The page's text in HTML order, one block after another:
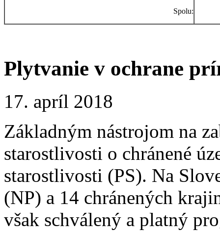
Spolu:
Plytvanie v ochrane
17. apríl 2018
Základným nástrojom na
starostlivosti o chránené
starostlivosti (PS). Na
(NP) a 14 chránených
však schválený a platný